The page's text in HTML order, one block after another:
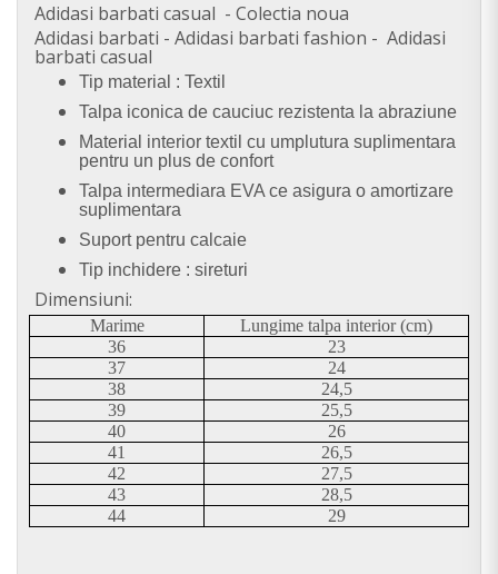
Adidasi barbati casual - Colectia noua
Adidasi barbati - Adidasi barbati fashion - Adidasi
barbati casual
Tip material : Textil
Talpa iconica de cauciuc rezistenta la abraziune
Material interior textil cu umplutura suplimentara
pentru un plus de confort
Talpa intermediara EVA ce asigura o amortizare
suplimentara
Suport pentru calcaie
Tip inchidere : sireturi
Dimensiuni:
Marime
Lungime talpa interior (cm)
36
23
37
24
38
24,5
39
25,5
40
26
41
26,5
42
27,5
43
28,5
44
29